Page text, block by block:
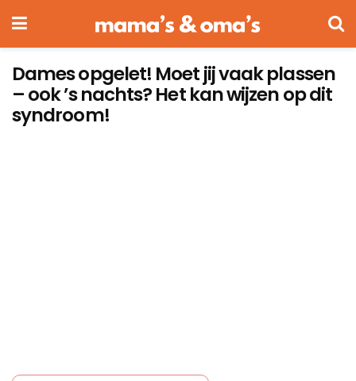
Dames opgelet! Moet jij vaak plassen
– ook ’s nachts? Het kan wijzen op dit
syndroom!